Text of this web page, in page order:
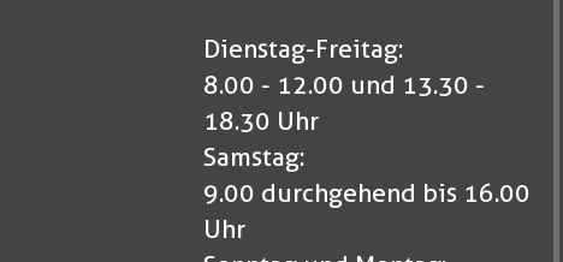
Dienstag-Freitag:
8.00 - 12.00 und 13.30 -
18.30 Uhr
Samstag:
9.00 durchgehend bis 16.00
Uhr